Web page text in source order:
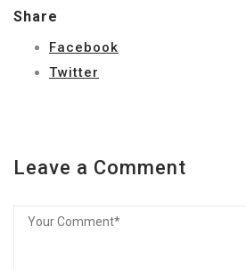
Share
Facebook
Twitter
Leave a Comment